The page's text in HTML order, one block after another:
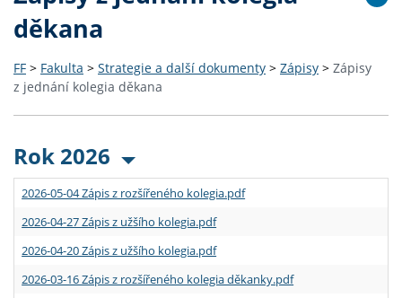
děkana
FF > Fakulta > Strategie a další dokumenty > Zápisy > Zápisy
z jednání kolegia děkana
Rok 2026
2026-05-04 Zápis z rozšířeného kolegia.pdf
2026-04-27 Zápis z užšího kolegia.pdf
2026-04-20 Zápis z užšího kolegia.pdf
2026-03-16 Zápis z rozšířeného kolegia děkanky.pdf